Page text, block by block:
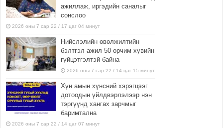
ажиллаж, иргэдийн саналыг
сонслоо
2026 оны 7 сар 22 / 17 цаг 04 минут
Нийслэлийн өвөлжилтийн
бэлтгэл ажил 50 орчим хувийн
гүйцэтгэлтэй байна
2026 оны 7 сар 22 / 14 цаг 15 минут
Хүн амын хүнсний хэрэгцээг
дотоодын үйлдвэрлэлээр нэн
тэргүүнд хангах зарчмыг
баримтална
2026 оны 7 сар 22 / 14 цаг 07 минут